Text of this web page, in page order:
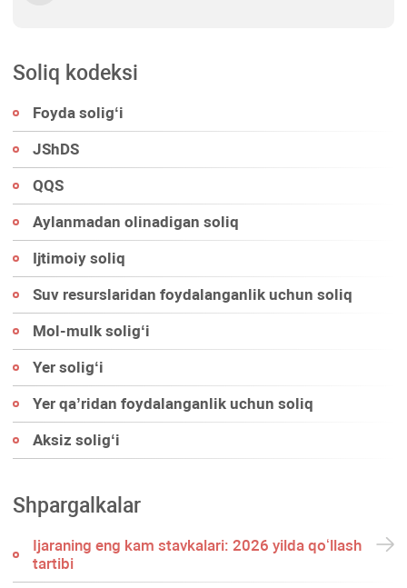
Soliq kodeksi
Foyda soligʻi
JShDS
QQS
Aylanmadan olinadigan soliq
Ijtimoiy soliq
Suv resurslaridan foydalanganlik uchun soliq
Mol-mulk soligʻi
Yer soligʻi
Yer qa’ridan foydalanganlik uchun soliq
Aksiz soligʻi
Shpargalkalar
Ijaraning eng kam stavkalari: 2026 yilda qoʻllash
tartibi